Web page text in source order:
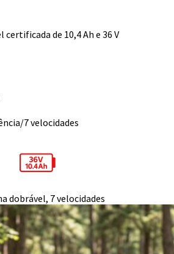
de 10,4 Ah e 36 V
7 velocidades
dobrável, 7 velocidades